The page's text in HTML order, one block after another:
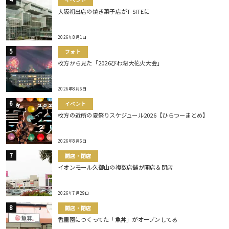
大阪初出店の焼き菓子店がT-SITEに
2026年8月1日
フォト
枚方から見た「2026びわ湖大花火大会」
2026年8月6日
イベント
枚方の近所の夏祭りスケジュール2026【ひらつーまとめ】
2026年8月6日
開店・閉店
イオンモール久御山の複数店舗が開店＆閉店
2026年7月29日
開店・閉店
香里園につくってた「魚丼」がオープンしてる